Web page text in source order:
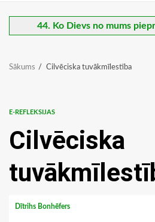
44. Ko Dievs no mums
Sākums Cilvēciska tuvākmīlestība
E-REFLEKSIJAS
Cilvēciska
Dītrihs Bonhēfers